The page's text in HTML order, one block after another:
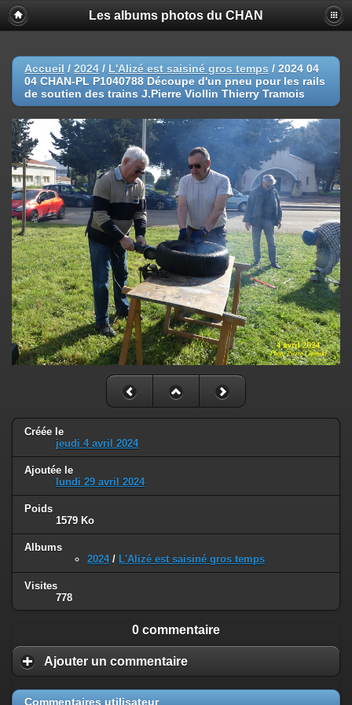
Les albums photos du CHAN
Accueil / 2024 / L'Alizé est saisiné gros temps / 2024 04
04 CHAN-PL P1040788 Découpe d'un pneu pour les rails
de soutien des trains J.Pierre Viollin Thierry Tramois
Créée le
jeudi 4 avril 2024
Ajoutée le
lundi 29 avril 2024
Poids
1579 Ko
Albums
2024/ L'Alizé est saisiné gros temps
Visites
778
0 commentaire
Ajouter un commentaire
Commentaires utilisateur